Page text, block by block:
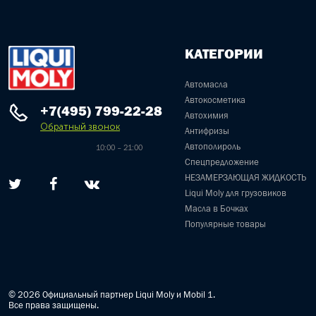
+7(495) 799-22-28
Обратный звонок
10:00 – 21:00
КАТЕГОРИИ
Автомасла
Автокосметика
Автохимия
Антифризы
Автополироль
Спецпредложение
НЕЗАМЕРЗАЮЩАЯ ЖИДКОСТЬ
Liqui Moly для грузовиков
Масла в Бочках
Популярные товары
© 2026 Официальный партнер Liqui Moly и Mobil 1.
Все права защищены.